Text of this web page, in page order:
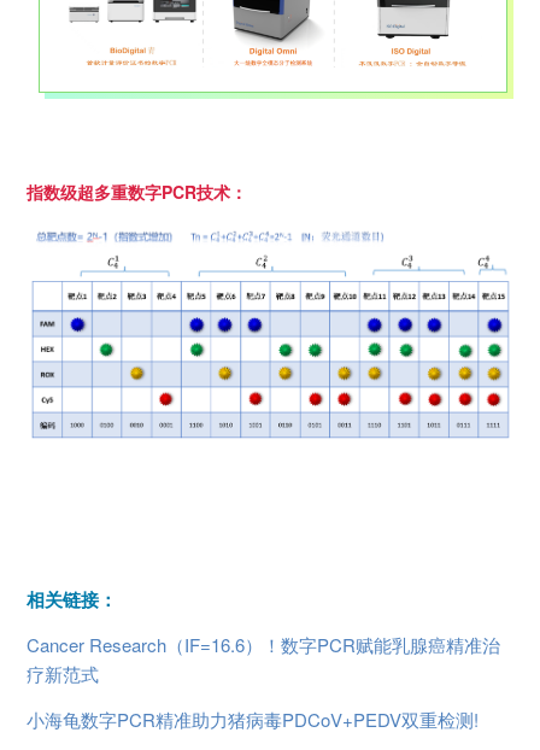
指数级超多重数字PCR技术：
相关链接：
Cancer Research（IF=16.6）！数字PCR赋能乳腺癌精准治
疗新范式
小海龟数字PCR精准助力猪病毒PDCoV+PEDV双重检测!